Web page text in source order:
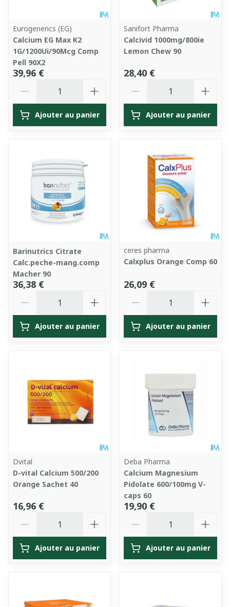
Eurogenerics (EG)
Calcium EG Max K2
1G/1200Ui/90Mcg Comp
Pell 90X2
39,96 €
Ajouter au panier
Sanifort Pharma
Calcivid 1000mg/800ie
Lemon Chew 90
28,40 €
Ajouter au panier
Barinutrics Citrate
Calc.peche-mang.comp
Macher 90
36,38 €
Ajouter au panier
ceres pharma
Calxplus Orange Comp 60
26,09 €
Ajouter au panier
Dvital
D-vital Calcium 500/200
Orange Sachet 40
16,96 €
Ajouter au panier
Deba Pharma
Calcium Magnesium
Pidolate 600/100mg V-
caps 60
19,90 €
Ajouter au panier